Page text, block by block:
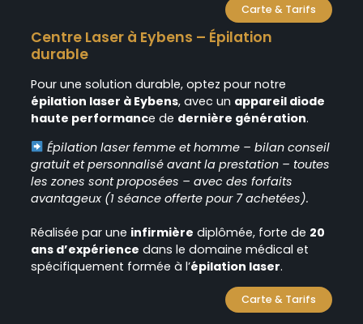
Carte & Tarifs
Centre Laser à Eybens – Épilation
durable
Pour une solution durable, optez pour notre
épilation laser à Eybens, avec un appareil diode
haute performance de dernière génération.
Épilation laser femme et homme – bilan conseil
gratuit et personnalisé avant la prestation – toutes
les zones sont proposées – avec des forfaits
avantageux (1 séance offerte pour 7 achetées).
Réalisée par une infirmière diplômée, forte de 20
ans d’expérience dans le domaine médical et
spécifiquement formée à l’épilation laser.
Carte & Tarifs